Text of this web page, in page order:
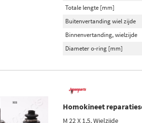
Totale lengte [mm]
Buitenvertanding wiel zijde
Binnenvertanding, wielzijde
Diameter o-ring [mm]
Homokineet
M 22 X 1,5, Wielzijde